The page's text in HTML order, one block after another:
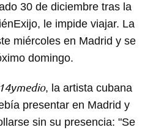
30 de diciembre tras la
le impide viajar. La
miércoles en Madrid y se
domingo.
14ymedio, la artista cubana
presentar en Madrid y
sin su presencia: "Se